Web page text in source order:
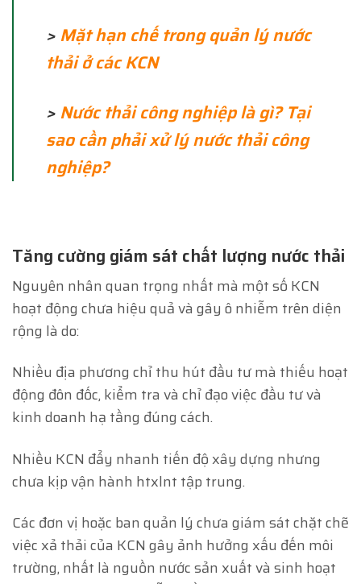
>Mặt hạn chế trong quản lý nước
thải ở các KCN
>Nước thải công nghiệp là gì? Tại
sao cần phải xử lý nước thải công
nghiệp?
Tăng cường giám sát chất lượng nước thải
Nguyên nhân quan trọng nhất mà một số KCN
hoạt động chưa hiệu quả và gây ô nhiễm trên diện
rộng là do:
Nhiều địa phương chỉ thu hút đầu tư mà thiếu hoạt
động đôn đốc, kiểm tra và chỉ đạo việc đầu tư và
kinh doanh hạ tầng đúng cách.
Nhiều KCN đẩy nhanh tiến độ xây dựng nhưng
chưa kịp vận hành htxlnt tập trung.
Các đơn vị hoặc ban quản lý chưa giám sát chặt chẽ
việc xả thải của KCN gây ảnh hưởng xấu đến môi
trường, nhất là nguồn nước sản xuất và sinh hoạt